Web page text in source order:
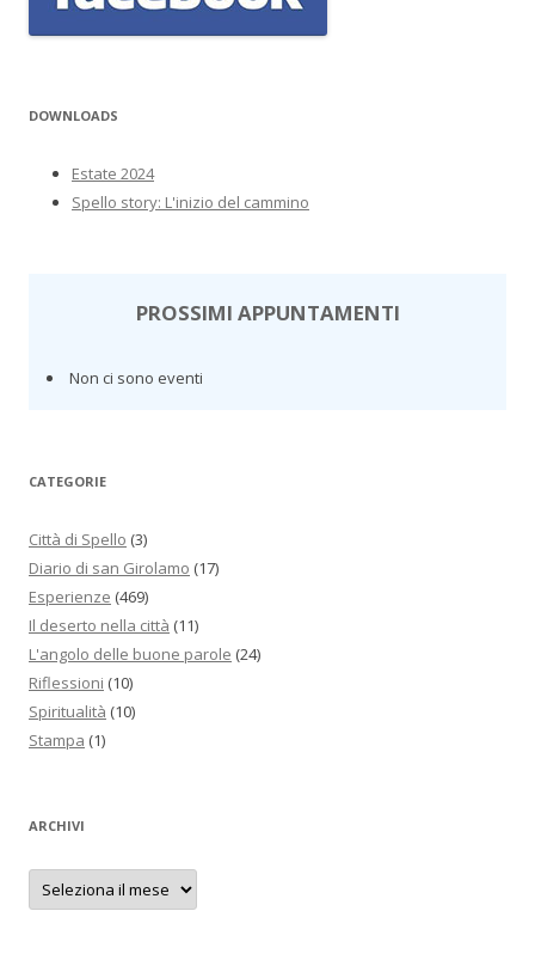
DOWNLOADS
Estate 2024
Spello story: L'inizio del cammino
PROSSIMI APPUNTAMENTI
Non ci sono eventi
CATEGORIE
Città di Spello (3)
Diario di san Girolamo (17)
Esperienze (469)
Il deserto nella città (11)
L'angolo delle buone parole (24)
Riflessioni (10)
Spiritualità (10)
Stampa (1)
ARCHIVI
Archivi